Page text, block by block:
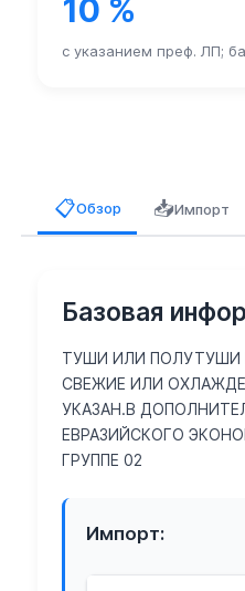
10 %
с указанием преф. ЛП;
📋Обзор 📥Импорт
Базовая
ТУШИ ИЛИ ПОЛУТУШИ
СВЕЖИЕ ИЛИ
УКАЗАН.В
ЕВРАЗИЙСКОГО
ГРУППЕ 02
Импорт: